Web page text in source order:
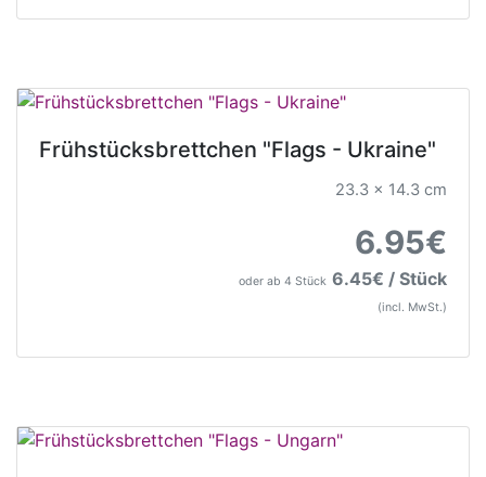
Frühstücksbrettchen "Flags - Ukraine"
23.3 x 14.3 cm
6.95€
oder ab 4 Stück 6.45€ / Stück
(incl. MwSt.)